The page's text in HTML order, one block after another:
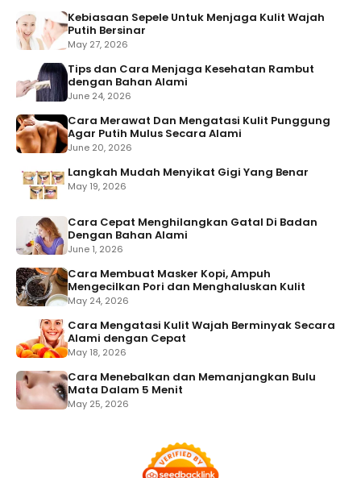
Kebiasaan Sepele Untuk Menjaga Kulit Wajah
Putih Bersinar
May 27, 2026
Tips dan Cara Menjaga Kesehatan Rambut
dengan Bahan Alami
June 24, 2026
Cara Merawat Dan Mengatasi Kulit Punggung
Agar Putih Mulus Secara Alami
June 20, 2026
Langkah Mudah Menyikat Gigi Yang Benar
May 19, 2026
Cara Cepat Menghilangkan Gatal Di Badan
Dengan Bahan Alami
June 1, 2026
Cara Membuat Masker Kopi, Ampuh
Mengecilkan Pori dan Menghaluskan Kulit
May 24, 2026
Cara Mengatasi Kulit Wajah Berminyak Secara
Alami dengan Cepat
May 18, 2026
Cara Menebalkan dan Memanjangkan Bulu
Mata Dalam 5 Menit
May 25, 2026